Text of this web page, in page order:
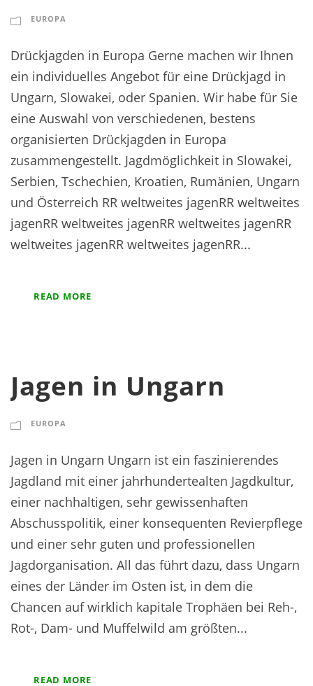
EUROPA
Drückjagden in Europa Gerne machen wir Ihnen
ein individuelles Angebot für eine Drückjagd in
Ungarn, Slowakei, oder Spanien. Wir habe für Sie
eine Auswahl von verschiedenen, bestens
organisierten Drückjagden in Europa
zusammengestellt. Jagdmöglichkeit in Slowakei,
Serbien, Tschechien, Kroatien, Rumänien, Ungarn
und Österreich RR weltweites jagenRR weltweites
jagenRR weltweites jagenRR weltweites jagenRR
weltweites jagenRR weltweites jagenRR...
READ MORE
Jagen in Ungarn
EUROPA
Jagen in Ungarn Ungarn ist ein faszinierendes
Jagdland mit einer jahrhundertealten Jagdkultur,
einer nachhaltigen, sehr gewissenhaften
Abschusspolitik, einer konsequenten Revierpflege
und einer sehr guten und professionellen
Jagdorganisation. All das führt dazu, dass Ungarn
eines der Länder im Osten ist, in dem die
Chancen auf wirklich kapitale Trophäen bei Reh-,
Rot-, Dam- und Muffelwild am größten...
READ MORE